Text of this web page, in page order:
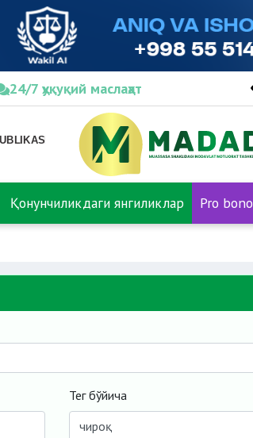
24/7 ҳуқуқий маслаҳат
Қонунчиликдаги янгиликлар Pro bono
Тег бўйича